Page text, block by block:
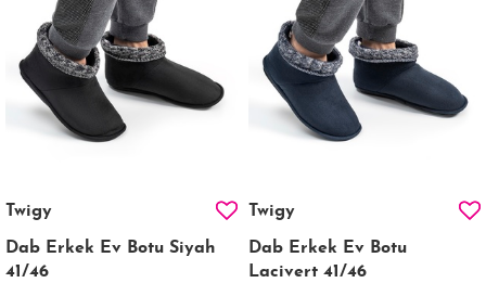
Twigy
Dab Erkek Ev Botu Siyah
41/46
Twigy
Dab Erkek Ev Botu
Lacivert 41/46